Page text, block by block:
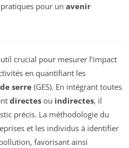
pour un avenir
crucial pour mesurer l’impact
en quantifiant les
serre(GES). En intégrant toutes
directes ou indirectes, il
précis. La méthodologie du
et les individus à identifier
favorisant ainsi